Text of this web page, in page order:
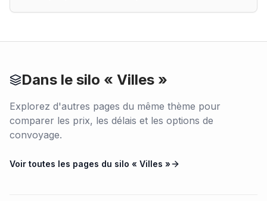
Dans le silo « Villes »
Explorez d'autres pages du même thème pour
comparer les prix, les délais et les options de
convoyage.
Voir toutes les pages du silo « Villes »